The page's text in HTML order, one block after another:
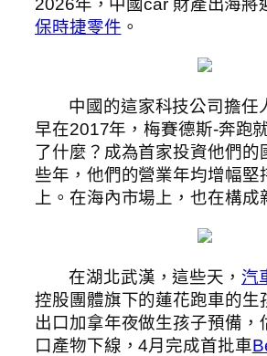
2026年，中國car 財產出海將
保時捷零件 。
中國的這家科技公司擔任
早在2017年，梅賽德斯-奔跑
了什麼？成為首家投資他們的
些年，他們的營業年均增幅堅
上。在海內市場上，也在構成
在湖北武漢，這些天， 汽
控股團體旗下的蓮花跑車的生
出口加拿年夜做生孩子預備，
口產物下線，4月完成首批車